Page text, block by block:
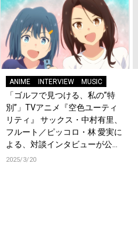
ANIME INTERVIEW MUSIC
「ゴルフで見つける、私の”特
別”」TVアニメ『空色ユーティ
リティ』 サックス・中村有里、
フルート／ピッコロ・林 愛実に
よる、対談インタビューが公
開！
2025/3/20